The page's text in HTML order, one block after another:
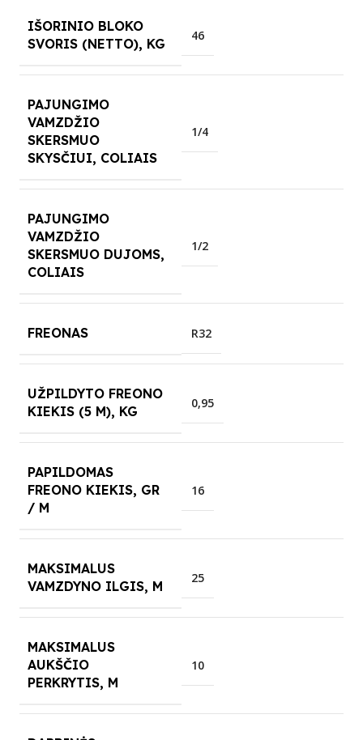
IŠORINIO BLOKO
SVORIS (NETTO), KG
46
PAJUNGIMO
VAMZDŽIO
SKERSMUO
SKYSČIUI, COLIAIS
1/4
PAJUNGIMO
VAMZDŽIO
SKERSMUO DUJOMS,
COLIAIS
1/2
FREONAS R32
UŽPILDYTO FREONO
KIEKIS (5 M), KG
0,95
PAPILDOMAS
FREONO KIEKIS, GR
/ M
16
MAKSIMALUS
VAMZDYNO ILGIS, M
25
MAKSIMALUS
AUKŠČIO
PERKRYTIS, M
10